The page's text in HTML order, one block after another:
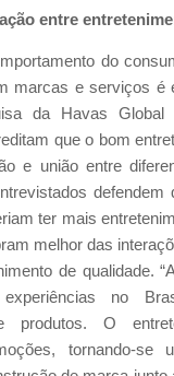
entre
do
marcas e serviços é
da Havas Global
que o bom
e união entre
defendem
ter mais
melhor das
de qualidade.
experiências no
produtos. O
tornando-se